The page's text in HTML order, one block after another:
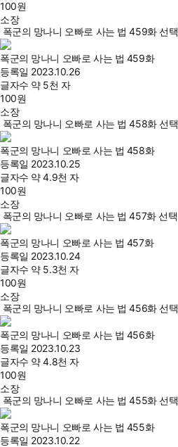
100원
소장
폭군의 망나니 오빠로 사는 법 459화 선택
폭군의 망나니 오빠로 사는 법 459화
등록일 2023.10.26
글자수 약 5천 자
100원
소장
폭군의 망나니 오빠로 사는 법 458화 선택
폭군의 망나니 오빠로 사는 법 458화
등록일 2023.10.25
글자수 약 4.9천 자
100원
소장
폭군의 망나니 오빠로 사는 법 457화 선택
폭군의 망나니 오빠로 사는 법 457화
등록일 2023.10.24
글자수 약 5.3천 자
100원
소장
폭군의 망나니 오빠로 사는 법 456화 선택
폭군의 망나니 오빠로 사는 법 456화
등록일 2023.10.23
글자수 약 4.8천 자
100원
소장
폭군의 망나니 오빠로 사는 법 455화 선택
폭군의 망나니 오빠로 사는 법 455화
등록일 2023.10.22